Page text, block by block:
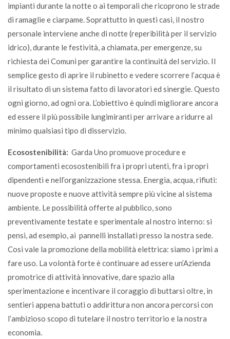
impianti durante la notte o ai temporali che ricoprono le strade
di ramaglie e ciarpame. Soprattutto in questi casi, il nostro
personale interviene anche di notte (reperibilità per il servizio
idrico), durante le festività, a chiamata, per emergenze, su
richiesta dei Comuni per garantire la continuità del servizio. Il
semplice gesto di aprire il rubinetto e vedere scorrere l’acqua è
il risultato di un sistema fatto di lavoratori ed sinergie. Questo
ogni giorno, ad ogni ora. L’obiettivo è quindi migliorare ancora
ed essere il più possibile lungimiranti per arrivare a ridurre al
minimo qualsiasi tipo di disservizio.
Ecosostenibilità: Garda Uno promuove procedure e
comportamenti ecosostenibili fra i propri utenti, fra i propri
dipendenti e nell’organizzazione stessa. Energia, acqua, rifiuti:
nuove proposte e nuove attività sempre più vicine al sistema
ambiente. Le possibilità offerte al pubblico, sono
preventivamente testate e sperimentale al nostro interno: si
pensi, ad esempio, ai pannelli installati presso la nostra sede.
Così vale la promozione della mobilità elettrica: siamo i primi a
fare uso. La volontà forte è continuare ad essere un’Azienda
promotrice di attività innovative, dare spazio alla
sperimentazione e incentivare il coraggio di buttarsi oltre, in
sentieri appena battuti o addirittura non ancora percorsi con
l’ambizioso scopo di tutelare il nostro territorio e la nostra
economia.